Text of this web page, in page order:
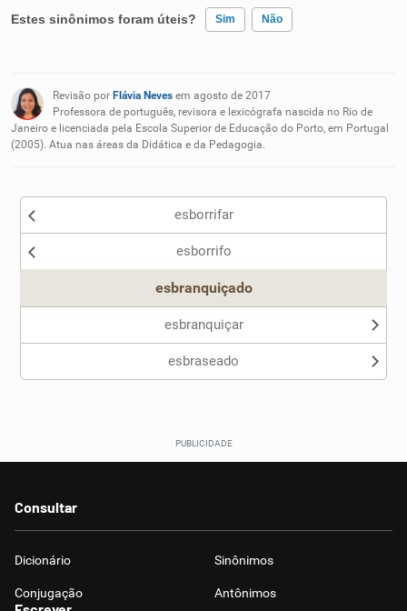
Estes sinônimos foram úteis? Sim Não
Nenhum dos sinônimos apresentados me ajudou
Outro
Revisão por Flávia Neves em agosto de 2017
Professora de português, revisora e lexicógrafa nascida no Rio de
Janeiro e licenciada pela Escola Superior de Educação do Porto, em Portugal
(2005). Atua nas áreas da Didática e da Pedagogia.
esborrifar
esborrifo
esbranquiçado
esbranquiçar
esbraseado
Consultar
Dicionário Sinônimos
Conjugação Antônimos